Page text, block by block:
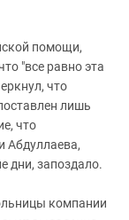
помощи,
"все равно эта
что
лишь
что
Абдуллаева,
дни, запоздало.
компании